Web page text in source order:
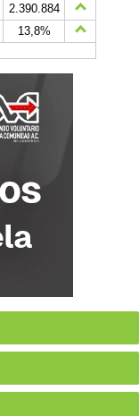
2.390.884
13,8%